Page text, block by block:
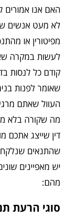
האם אנו אמורים
לא מעט אנשים
מפיטורין או
לעשות במקרה
קודם כל לנסות
שאומר לפנות
העוול שאתם
מה שקורה בלא
דין שייצג אתכם
שהתנאים
יש מאפיינים
מהם:
סוגי הרעת